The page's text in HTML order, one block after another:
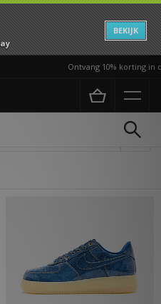
BEKIJK
Ontvang 10% korting in de